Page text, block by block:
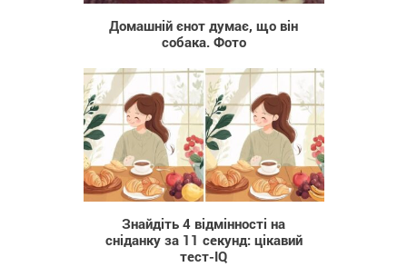
Домашній єнот думає, що він
собака. Фото
929
Знайдіть 4 відмінності на
сніданку за 11 секунд: цікавий
тест-IQ